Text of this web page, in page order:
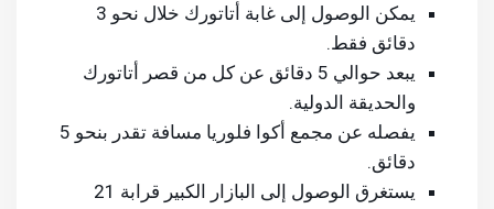
يمكن الوصول إلى غابة أتاتورك خلال نحو 3
دقائق فقط.
يبعد حوالي 5 دقائق عن كل من قصر أتاتورك
والحديقة الدولية.
يفصله عن مجمع أكوا فلوريا مسافة تقدر بنحو 5
دقائق.
يستغرق الوصول إلى البازار الكبير قرابة 21